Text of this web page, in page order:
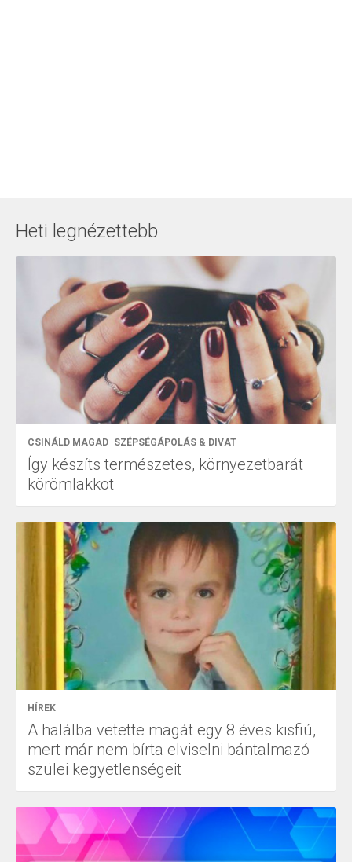
Heti legnézettebb
CSINÁLD MAGAD SZÉPSÉGÁPOLÁS & DIVAT
Így készíts természetes, környezetbarát
körömlakkot
HÍREK
A halálba vetette magát egy 8 éves kisfiú,
mert már nem bírta elviselni bántalmazó
szülei kegyetlenségeit